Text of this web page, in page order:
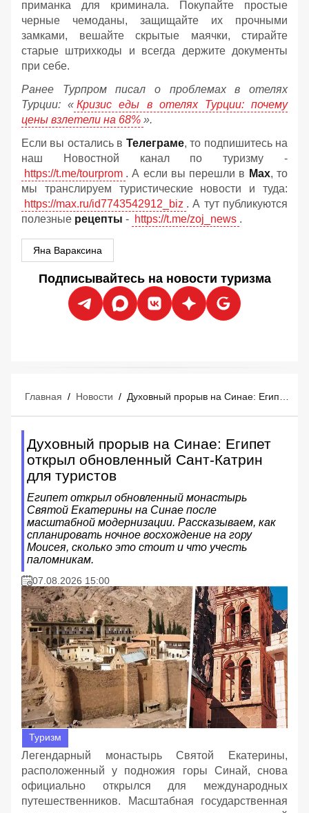
приманка для криминала. Покупайте простые
черные чемоданы, защищайте их прочными
замками, вешайте скрытые маячки, стирайте
старые штрихкоды и всегда держите документы
при себе.
Ранее Турпром писал о проблемах в отелях
Турции: « Кризис еды в отелях Турции: почему
цены взлетели на 68% ».
Если вы остались в Телеграме, то подпишитесь на
наш Новостной канал по туризму -
https://t.me/tourprom . А если вы перешли в Мах, то
мы транслируем туристические новости и туда:
https://max.ru/id7743542912_biz . А тут публикуются
полезные рецепты - https://t.me/zoj_news .
Яна Вараксина
Подписывайтесь на новости туризма
Главная / Новости /
Духовный прорыв на Синае: Египет
открыл обновленный Сант-Катрин
для туристов
Египет открыл обновленный монастырь
Святой Екатерины на Синае после
масштабной модернизации. Рассказываем, как
спланировать ночное восхождение на гору
Моисея, сколько это стоит и что учесть
паломникам.
07.08.2026 15:00
Туризм
Легендарный монастырь Святой Екатерины,
расположенный у подножия горы Синай, снова
официально открылся для международных
путешественников. Масштабная государственная